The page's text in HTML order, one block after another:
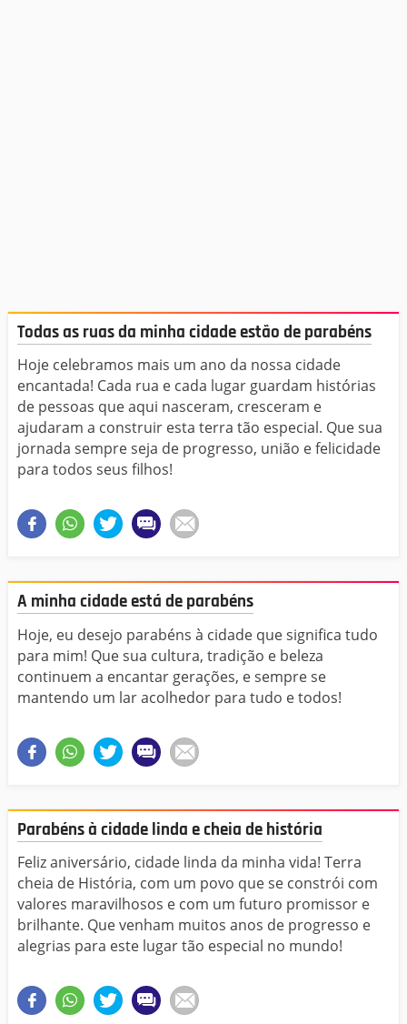
Todas as ruas da minha cidade estão de parabéns
Hoje celebramos mais um ano da nossa cidade
encantada! Cada rua e cada lugar guardam histórias
de pessoas que aqui nasceram, cresceram e
ajudaram a construir esta terra tão especial. Que sua
jornada sempre seja de progresso, união e felicidade
para todos seus filhos!
A minha cidade está de parabéns
Hoje, eu desejo parabéns à cidade que significa tudo
para mim! Que sua cultura, tradição e beleza
continuem a encantar gerações, e sempre se
mantendo um lar acolhedor para tudo e todos!
Parabéns à cidade linda e cheia de história
Feliz aniversário, cidade linda da minha vida! Terra
cheia de História, com um povo que se constrói com
valores maravilhosos e com um futuro promissor e
brilhante. Que venham muitos anos de progresso e
alegrias para este lugar tão especial no mundo!